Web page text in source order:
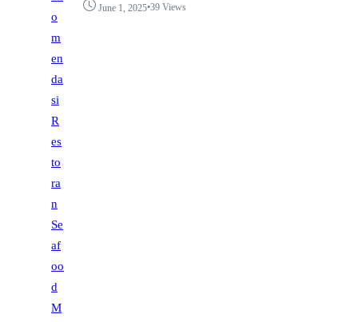
June 1, 2025•39 Views